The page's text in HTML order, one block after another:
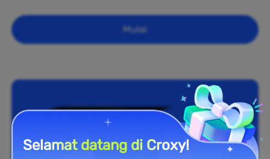
Mulai
Selamat datang di Croxy!